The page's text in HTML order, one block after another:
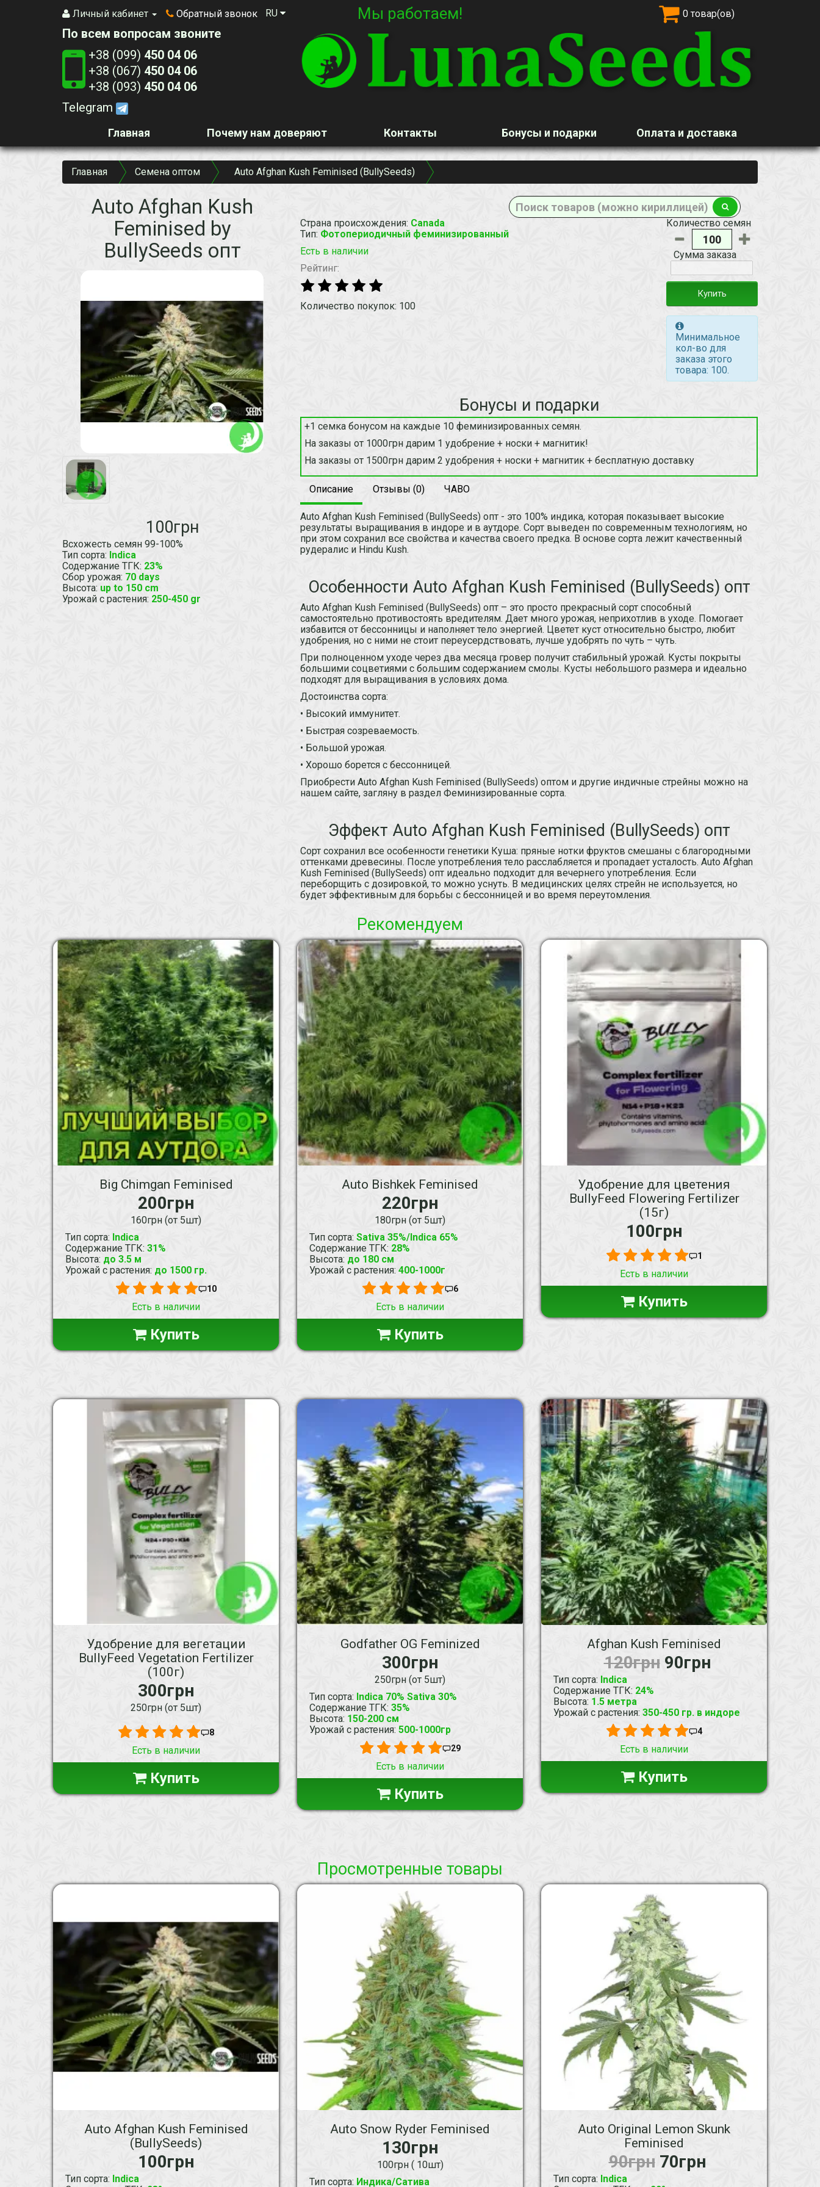
Личный кабинет Обратный звонок 0 товар(ов)
RU Мы работаем!
По всем вопросам звоните
+38 (099) 450 04 06
+38 (067) 450 04 06
+38 (093) 450 04 06
Telegram
Главная Почему нам доверяют Контакты Бонусы и подарки Оплата и доставка
Главная Семена оптом Auto Afghan Kush Feminised (BullySeeds)
Auto Afghan Kush
Feminised by
BullySeeds опт
100грн
Всхожесть семян 99-100%
Тип сорта: Indica
Содержание ТГК: 23%
Сбор урожая: 70 days
Высота: up to 150 cm
Урожай с растения: 250-450 gr
Страна происхождения: Canada
Тип: Фотопериодичный феминизированный
Есть в наличии
Рейтинг:
Количество покупок: 100
Количество семян
Сумма заказа
Купить
Минимальное
кол-во для
заказа этого
товара: 100.
Бонусы и подарки
+1 семка бонусом на каждые 10 феминизированных семян.
На заказы от 1000грн дарим 1 удобрение + носки + магнитик!
На заказы от 1500грн дарим 2 удобрения + носки + магнитик + бесплатную доставку
Описание Отзывы (0) ЧАВО
Auto Afghan Kush Feminised (BullySeeds) опт - это 100% индика, которая показывает высокие
результаты выращивания в индоре и в аутдоре. Сорт выведен по современным технологиям, но
при этом сохранил все свойства и качества своего предка. В основе сорта лежит качественный
рудералис и Hindu Kush.
Особенности Auto Afghan Kush Feminised (BullySeeds) опт
Auto Afghan Kush Feminised (BullySeeds) опт – это просто прекрасный сорт способный
самостоятельно противостоять вредителям. Дает много урожая, неприхотлив в уходе. Помогает
избавится от бессонницы и наполняет тело энергией. Цветет куст относительно быстро, любит
удобрения, но с ними не стоит переусердствовать, лучше удобрять по чуть – чуть.
При полноценном уходе через два месяца гровер получит стабильный урожай. Кусты покрыты
большими соцветиями с большим содержанием смолы. Кусты небольшого размера и идеально
подходят для выращивания в условиях дома.
Достоинства сорта:
• Высокий иммунитет.
• Быстрая созреваемость.
• Большой урожая.
• Хорошо борется с бессонницей.
Приобрести Auto Afghan Kush Feminised (BullySeeds) оптом и другие индичные стрейны можно на
нашем сайте, загляну в раздел Феминизированные сорта.
Эффект Auto Afghan Kush Feminised (BullySeeds) опт
Сорт сохранил все особенности генетики Куша: пряные нотки фруктов смешаны с благородными
оттенками древесины. После употребления тело расслабляется и пропадает усталость. Auto Afghan
Kush Feminised (BullySeeds) опт идеально подходит для вечернего употребления. Если
переборщить с дозировкой, то можно уснуть. В медицинских целях стрейн не используется, но
будет эффективным для борьбы с бессонницей и во время переутомления.
Рекомендуем
Big Chimgan Feminised
200грн
160грн (от 5шт)
Тип сорта: Indica
Содержание ТГК: 31%
Высота: до 3.5 м
Урожай с растения: до 1500 гр.
10
Есть в наличии
Купить
Auto Bishkek Feminised
220грн
180грн (от 5шт)
Тип сорта: Sativa 35%/Indica 65%
Содержание ТГК: 28%
Высота: до 180 см
Урожай с растения: 400-1000г
6
Есть в наличии
Купить
Удобрение для цветения
BullyFeed Flowering Fertilizer
(15г)
100грн
1
Есть в наличии
Купить
Удобрение для вегетации
BullyFeed Vegetation Fertilizer
(100г)
300грн
250грн (от 5шт)
8
Есть в наличии
Купить
Godfather OG Feminized
300грн
250грн (от 5шт)
Тип сорта: Indica 70% Sativa 30%
Содержание ТГК: 35%
Высота: 150-200 см
Урожай с растения: 500-1000гр
29
Есть в наличии
Купить
Afghan Kush Feminised
120грн 90грн
Тип сорта: Indica
Содержание ТГК: 24%
Высота: 1.5 метра
Урожай с растения: 350-450 гр. в индоре
4
Есть в наличии
Купить
Просмотренные товары
Auto Afghan Kush Feminised
(BullySeeds)
100грн
Тип сорта: Indica
Auto Snow Ryder Feminised
130грн
100грн ( 10шт)
Тип сорта: Индика/Сатива
Auto Original Lemon Skunk
Feminised
90грн 70грн
Тип сорта: Indica